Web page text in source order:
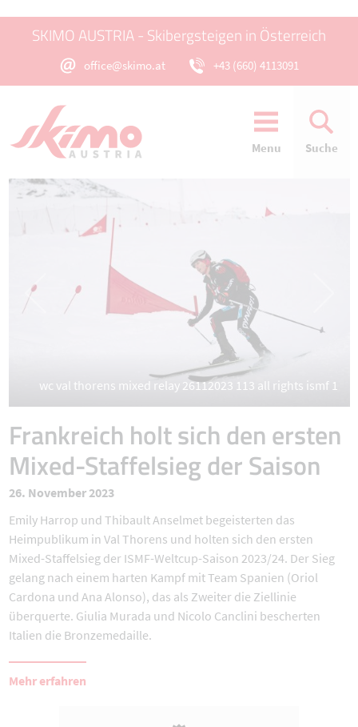
SKIMO AUSTRIA - Skibergsteigen in Österreich
office@skimo.at +43 (660) 4113091
Menu Suche
wc val thorens mixed relay 26112023 113 all rights ismf 1
Frankreich holt sich den ersten
Mixed-Staffelsieg der Saison
26. November 2023
Emily Harrop und Thibault Anselmet begeisterten das
Heimpublikum in Val Thorens und holten sich den ersten
Mixed-Staffelsieg der ISMF-Weltcup-Saison 2023/24. Der Sieg
gelang nach einem harten Kampf mit Team Spanien (Oriol
Cardona und Ana Alonso), das als Zweiter die Ziellinie
überquerte. Giulia Murada und Nicolo Canclini bescherten
Italien die Bronzemedaille.
Mehr erfahren